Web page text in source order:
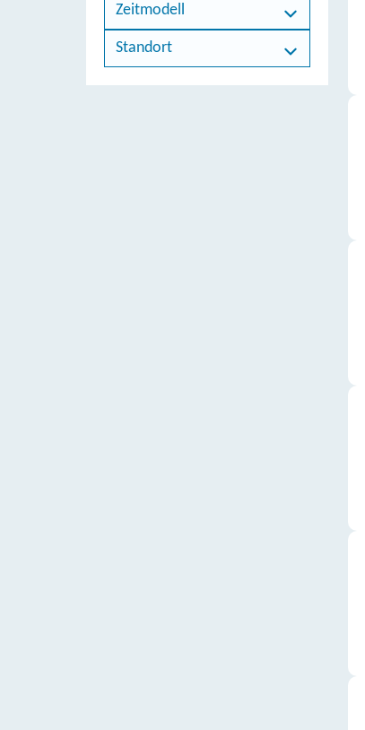
Zeitmodell
Standort